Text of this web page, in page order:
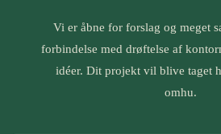
Vi er åbne for forslag og meget
forbindelse med drøftelse af
idéer. Dit projekt vil blive taget
omhu.